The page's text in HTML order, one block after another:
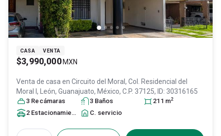
CASA VENTA
$3,990,000 MXN
Venta de casa en Circuito del Moral, Col. Residencial del
Moral I,
León, Guanajuato, México, C.P. 37125, ID: 30316165
3 Recámaras 3 Baños 211 m2
2 Estacionamiento s C. servicio